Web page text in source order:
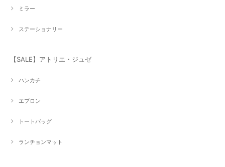
ミラー
ステーショナリー
【SALE】アトリエ・ジュゼ
ハンカチ
エプロン
トートバッグ
ランチョンマット